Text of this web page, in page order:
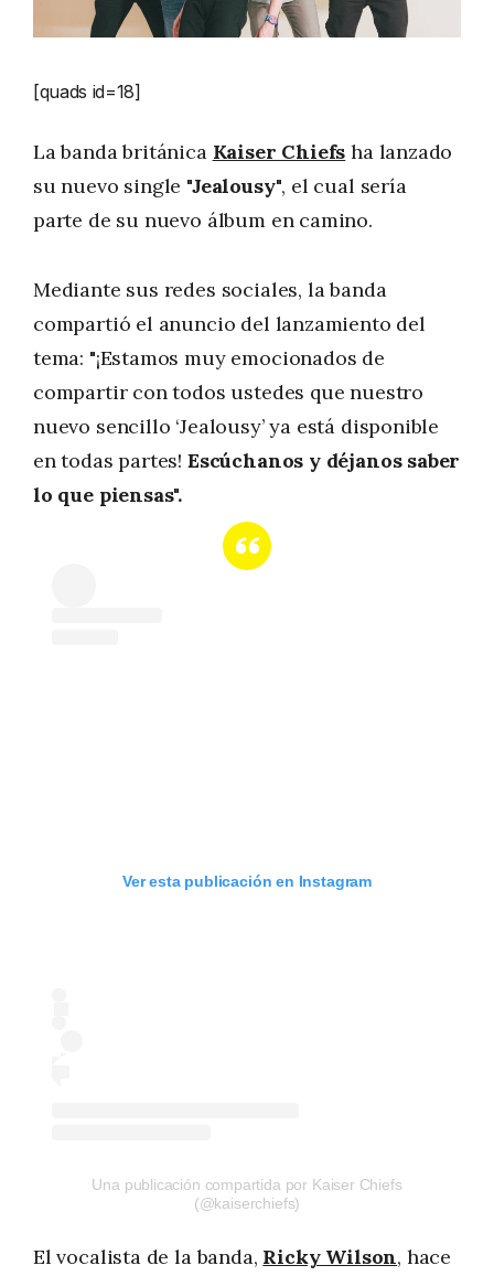
[quads id=18]
La banda británica Kaiser Chiefs ha lanzado
su nuevo single "Jealousy", el cual sería
parte de su nuevo álbum en camino.
Mediante sus redes sociales, la banda
compartió el anuncio del lanzamiento del
tema: "¡Estamos muy emocionados de
compartir con todos ustedes que nuestro
nuevo sencillo ‘Jealousy’ ya está disponible
en todas partes! Escúchanos y déjanos saber
lo que piensas".
Ver esta publicación en Instagram
Una publicación compartida por Kaiser Chiefs
(@kaiserchiefs)
El vocalista de la banda, Ricky Wilson, hace